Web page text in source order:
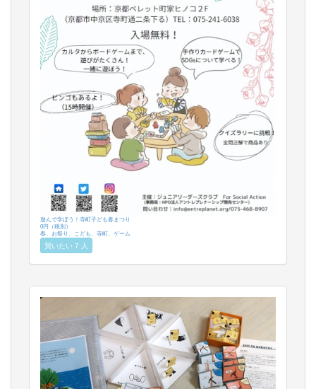
遊んで学ぼう！寺町子ども春まつり
0円（税別）
春、お祭り、こども、寺町、ゲーム
買いたい 7 人